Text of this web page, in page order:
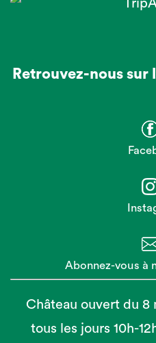
Retrouvez-nous sur
Abonnez-vous à
Château ouvert du 8
tous les jours 10h-